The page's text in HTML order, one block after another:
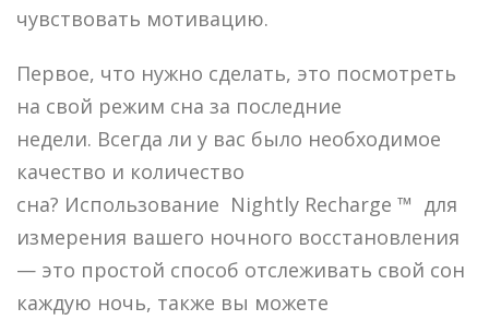
чувствовать мотивацию.
Первое, что нужно сделать, это посмотреть
на свой режим сна за последние
недели. Всегда ли у вас было необходимое
качество и количество
сна? Использование Nightly Recharge ™ для
измерения вашего ночного восстановления
— это простой способ отслеживать свой сон
каждую ночь, также вы можете